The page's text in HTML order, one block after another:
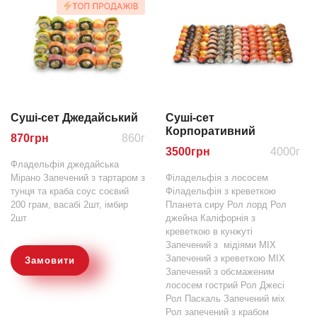
Суші-сет Джедайський
870грн 860г
Фладельфія джедайська
Мірано Запечений з тартаром з
тунця та краба соус соєвий
200 грам, васабі 2шт, імбир
2шт
Замовити
Суші-сет
Корпоративний
3500грн 4000г
Філадельфія з лососем
Філадельфія з креветкою
Планета сиру Рол лорд Рол
джейна Каліфорнія з
креветкою в кунжуті
Запечений з мідіями MIX
Запечений з креветкою MIX
Запечений з обсмаженим
лососем гострий Рол Джесі
Рол Паскаль Запечений міх
Рол запечений з крабом